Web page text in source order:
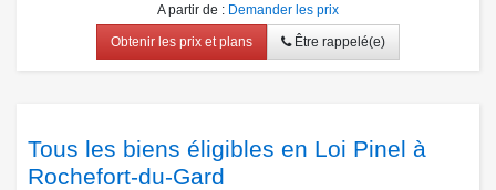
A partir de : Demander les prix
Obtenir les prix et plans Être rappelé(e)
Tous les biens éligibles en Loi Pinel à
Rochefort-du-Gard